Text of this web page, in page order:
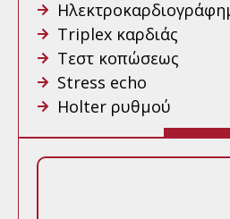
Triplex καρδιάς
Τεστ κοπώσεως
Stress echo
Holter ρυθμού